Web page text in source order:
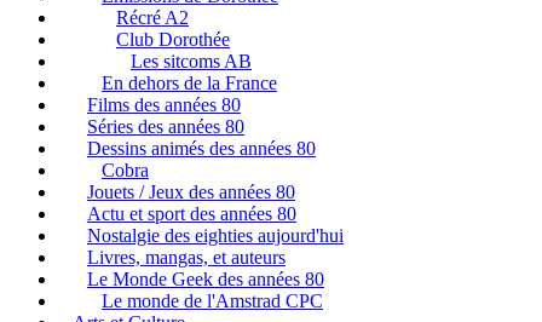
Récré A2
Club Dorothée
Les sitcoms AB
En dehors de la France
Films des années 80
Séries des années 80
Dessins animés des années 80
Cobra
Jouets / Jeux des années 80
Actu et sport des années 80
Nostalgie des eighties aujourd'hui
Livres, mangas, et auteurs
Le Monde Geek des années 80
Le monde de l'Amstrad CPC